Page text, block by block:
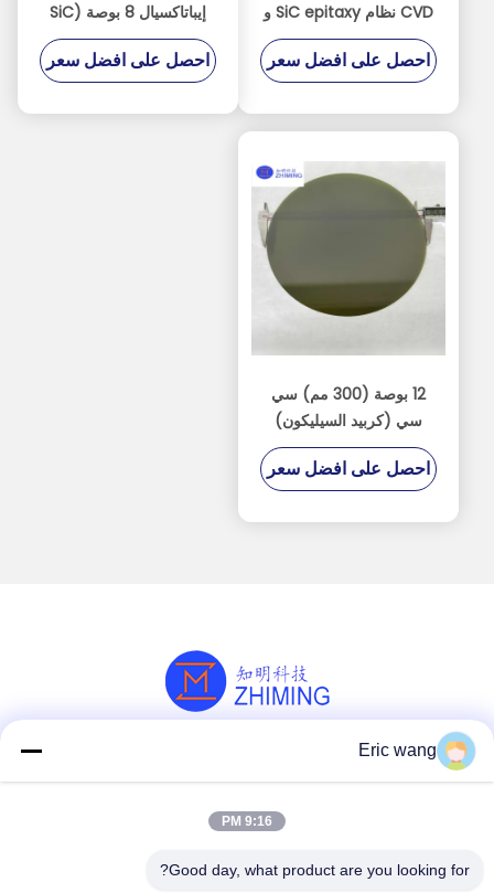
CVD نظام SiC epitaxy و
MOCVD
احصل على افضل سعر
إيباتاكسيال 8 بوصة (SiC
Epi Wafer)
احصل على افضل سعر
12 بوصة (300 مم) سي
سي (كربيد السيليكون)
احصل على افضل سعر
اتصل سريعًا
Eric wang
9:16 PM
Good day, what product are you looking for?